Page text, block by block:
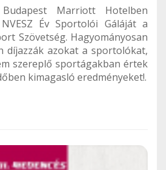
Marriott Hotelben
Év Sportolói Gáláját a
Szövetség. Hagyományosan
díjazzák azokat a sportolókat,
szereplő sportágakban értek
kimagasló eredményeket!.